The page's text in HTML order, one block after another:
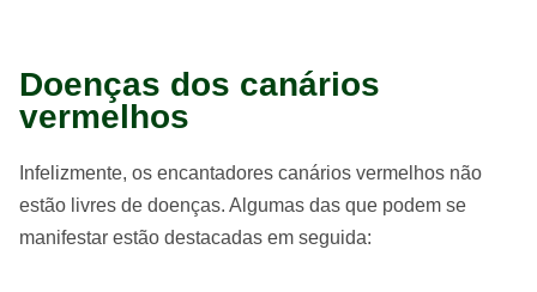
Doenças dos canários
vermelhos
Infelizmente, os encantadores canários vermelhos não
estão livres de doenças. Algumas das que podem se
manifestar estão destacadas em seguida: